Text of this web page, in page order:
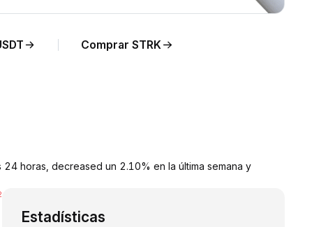
Comprar STRK
horas, decreased un 2.10% en la última semana y
Estadísticas